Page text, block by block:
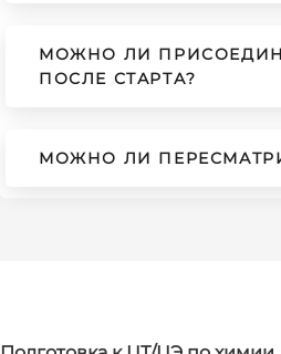
МОЖНО ЛИ
МОЖНО ЛИ